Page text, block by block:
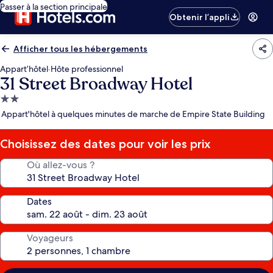
Passer à la section principale
Obtenir l’appli
Afficher tous les hébergements
Appart’hôtel·Hôte professionnel
31 Street Broadway Hotel
Hébergement
2.0 étoiles
Appart'hôtel à quelques minutes de marche de Empire State Building
Choisissez des dates pour voir les prix
Où allez-vous ?
Dates
Voyageurs